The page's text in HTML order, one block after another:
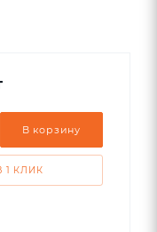
В корзину
1 КЛИК